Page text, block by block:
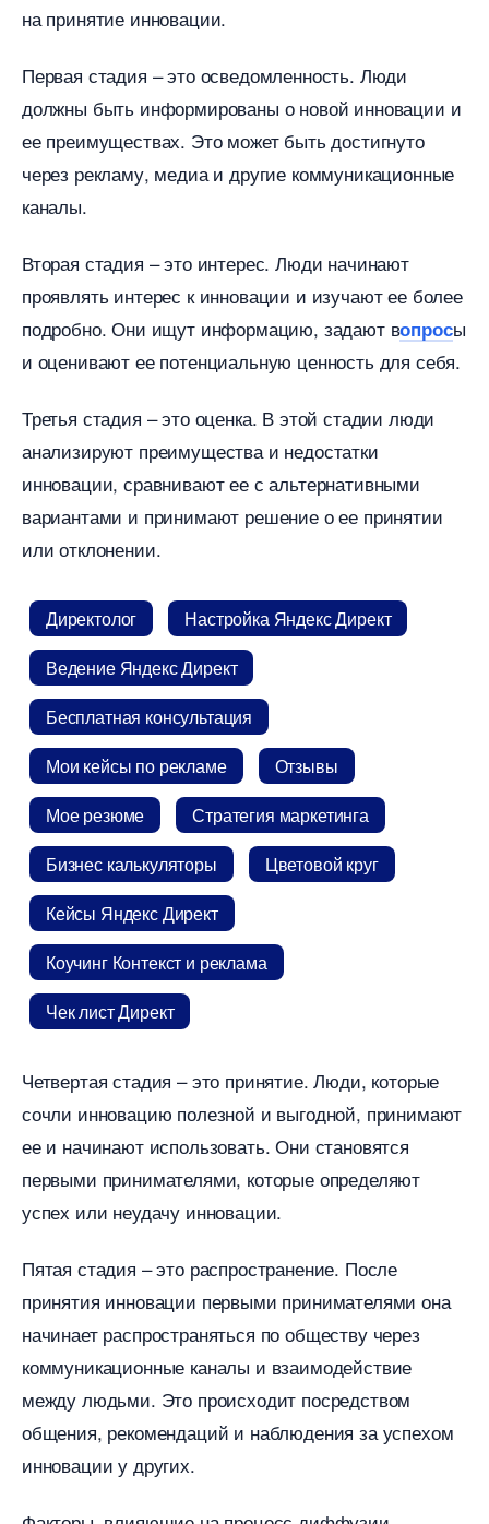
на принятие инновации.​
Первая стадия – это осведомленность.​ Люди
должны быть информированы о новой инновации и
ее преимуществах.​ Это может быть достигнуто
через рекламу, медиа и другие коммуникационные
каналы.​
торая стадия – это интерес.​ Люди начинают
проявлять интерес к инновации и изучают ее более
подробно. Они ищут информацию, задаютопросы
и оценивают ее потенциальную ценность для себя.​
Третья стадия – это оценка.​ В этой стадии люди
анализируют преимущества и недостатки
инновации, сравнивают ее с альтернативными
ариантами и принимают решение о ее принятии
или отклонении.
Директоло
Настройка Яндекс Директ
едение Яндекс Директ
Бесплатная консультация
Мои кейсы по рекламе
Отзывы
Мое резюме
Стратегия маркетинга
Бизнес калькуляторы
Цветовой кру
Кейсы Яндекс Директ
Коучинг Контекст и реклама
Чек лист Директ
Четвертая стадия – это принятие.​ Люди, которые
сочли инновацию полезной и выгодной, принимают
ее и начинают использовать. Они становятся
первыми принимателями, которые определяют
успех или неудачу инновации.​
Пятая стадия – это распространение. После
принятия инновации первыми принимателями она
начинает распространяться по обществу через
коммуникационные каналы и взаимодействие
между людьми.​ Это происходит посредством
общения, рекомендаций и наблюдения за успехом
инновации у других.​